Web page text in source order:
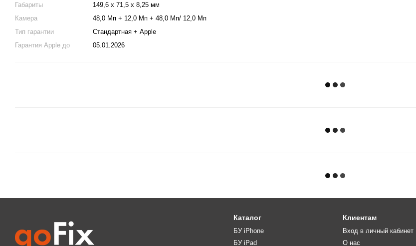
Габариты
149,6 х 71,5 х 8,25 мм
Камера
48,0 Мп + 12,0 Мп + 48,0 Мп/ 12,0 Мп
Тип гарантии
Стандартная + Apple
Гарантия Apple до
05.01.2026
Каталог
БУ iPhone
БУ iPad
Клиентам
Вход в личный кабинет
О нас